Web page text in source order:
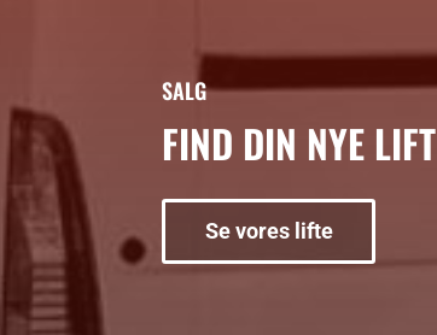
SALG
FIND DIN NYE LIFT
Se vores lifte